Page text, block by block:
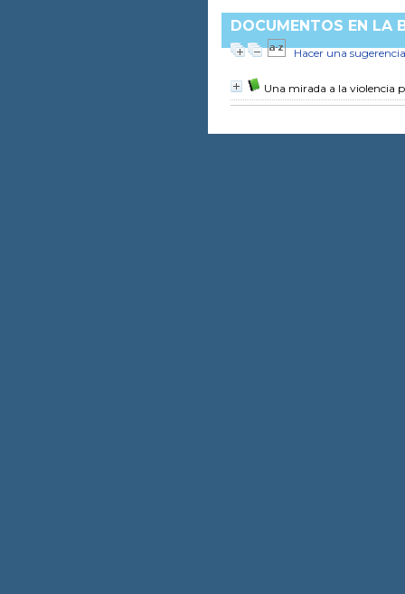
DOCUMENTOS EN LA
Hacer una sugerencia
Una mirada a la violencia